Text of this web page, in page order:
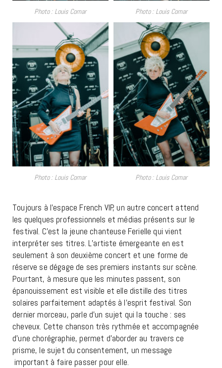
Photo : Louis Comar Photo : Louis Comar
Photo : Louis Comar Photo : Louis Comar
Toujours à l’espace French VIP, un autre concert attend
les quelques professionnels et médias présents sur le
festival. C’est la jeune chanteuse Ferielle qui vient
interpréter ses titres. L’artiste émergeante en est
seulement à son deuxième concert et une forme de
réserve se dégage de ses premiers instants sur scène.
Pourtant, à mesure que les minutes passent, son
épanouissement est visible et elle distille des titres
solaires parfaitement adaptés à l’esprit festival. Son
dernier morceau, parle d’un sujet qui la touche : ses
cheveux. Cette chanson très rythmée et accompagnée
d’une chorégraphie, permet d’aborder au travers ce
prisme, le sujet du consentement, un message
important à faire passer pour elle.